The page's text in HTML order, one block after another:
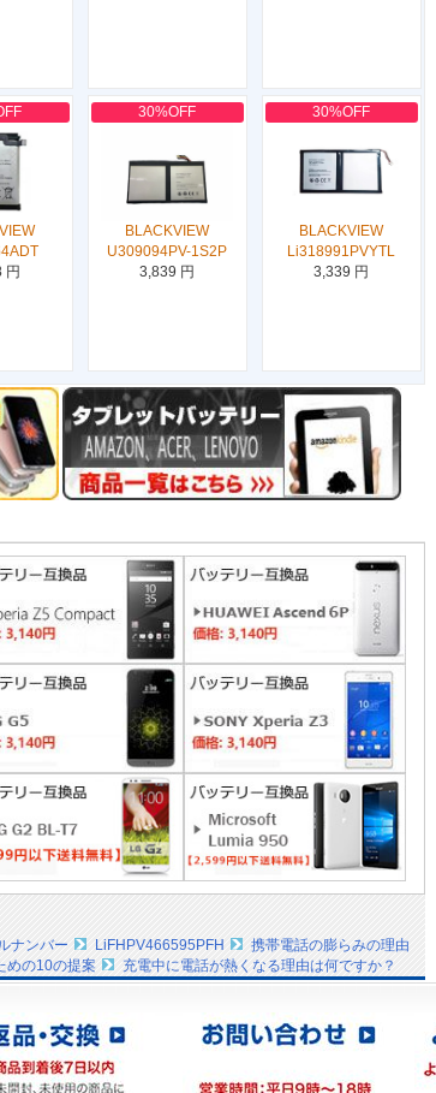
円
30%OFF
BLACKVIEW
U309094PV-1S2P
3,839 円
30%OFF
BLACKVIEW
Li318991PVYTL
3,339 円
ナンバー
LiFHPV466595PFH
携帯電話の膨らみの理由
めの10の提案
充電中に電話が熱くなる理由は何ですか？